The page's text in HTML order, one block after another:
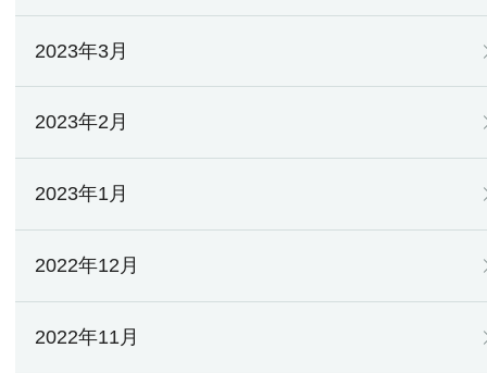
2023年3月
2023年2月
2023年1月
2022年12月
2022年11月